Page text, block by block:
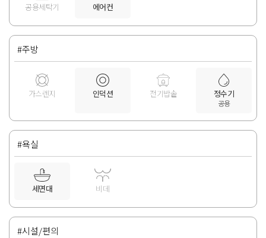
공용세탁기 에어컨
#주방
가스렌지 인덕션 전기밥솥 정수기
공용
#욕실
세면대 비데
#시설/편의